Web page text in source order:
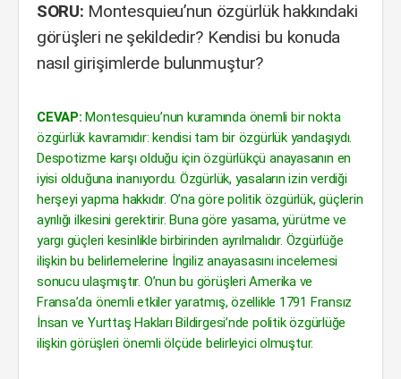
SORU: Montesquieu’nun özgürlük hakkındaki
görüşleri ne şekildedir? Kendisi bu konuda
nasıl girişimlerde bulunmuştur?
CEVAP: Montesquieu’nun kuramında önemli bir nokta
özgürlük kavramıdır: kendisi tam bir özgürlük yandaşıydı.
Despotizme karşı olduğu için özgürlükçü anayasanın en
iyisi olduğuna inanıyordu. Özgürlük, yasaların izin verdiği
herşeyi yapma hakkıdır. O’na göre politik özgürlük, güçlerin
ayrılığı ilkesini gerektirir. Buna göre yasama, yürütme ve
yargı güçleri kesinlikle birbirinden ayrılmalıdır. Özgürlüğe
ilişkin bu belirlemelerine İngiliz anayasasını incelemesi
sonucu ulaşmıştır. O’nun bu görüşleri Amerika ve
Fransa’da önemli etkiler yaratmış, özellikle 1791 Fransız
İnsan ve Yurttaş Hakları Bildirgesi’nde politik özgürlüğe
ilişkin görüşleri önemli ölçüde belirleyici olmuştur.